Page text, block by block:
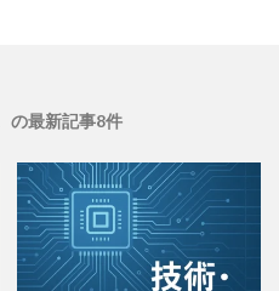
の最新記事8件